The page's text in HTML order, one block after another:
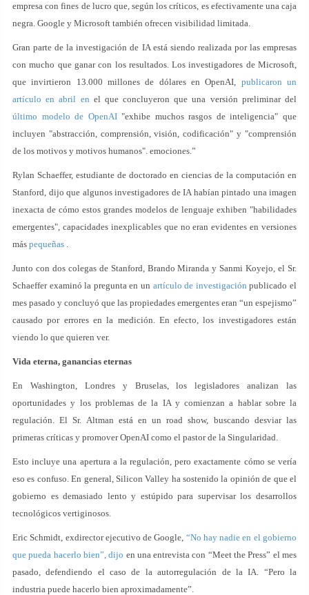
empresa con fines de lucro que, según los críticos, es efectivamente una caja
negra. Google y Microsoft también ofrecen visibilidad limitada.
Gran parte de la investigación de IA está siendo realizada por las empresas
con mucho que ganar con los resultados. Los investigadores de Microsoft,
que invirtieron 13.000 millones de dólares en OpenAI, publicaron un
artículo en abril en el que concluyeron que una versión preliminar del
último modelo de OpenAI "exhibe muchos rasgos de inteligencia" que
incluyen "abstracción, comprensión, visión, codificación" y "comprensión
de los motivos y motivos humanos". emociones.”
Rylan Schaeffer, estudiante de doctorado en ciencias de la computación en
Stanford, dijo que algunos investigadores de IA habían pintado una imagen
inexacta de cómo estos grandes modelos de lenguaje exhiben "habilidades
emergentes", capacidades inexplicables que no eran evidentes en versiones
más pequeñas .
Junto con dos colegas de Stanford, Brando Miranda y Sanmi Koyejo, el Sr.
Schaeffer examinó la pregunta en un artículo de investigaciónpublicado el
mes pasado y concluyó que las propiedades emergentes eran “un espejismo”
causado por errores en la medición. En efecto, los investigadores están
viendo lo que quieren ver.
Vida eterna, ganancias eternas
En Washington, Londres y Bruselas, los legisladores analizan las
oportunidades y los problemas de la IA y comienzan a hablar sobre la
regulación. El Sr. Altman está en un road show, buscando desviar las
primeras críticas y promover OpenAI como el pastor de la Singularidad.
Esto incluye una apertura a la regulación, pero exactamente cómo se vería
eso es confuso. En general, Silicon Valley ha sostenido la opinión de que el
gobierno es demasiado lento y estúpido para supervisar los desarrollos
tecnológicos vertiginosos.
Eric Schmidt, exdirector ejecutivo de Google, “No hay nadie en el gobierno
que pueda hacerlo bien”, dijo en una entrevista con “Meet the Press” el mes
pasado, defendiendo el caso de la autorregulación de la IA. “Pero la
industria puede hacerlo bien aproximadamente”.